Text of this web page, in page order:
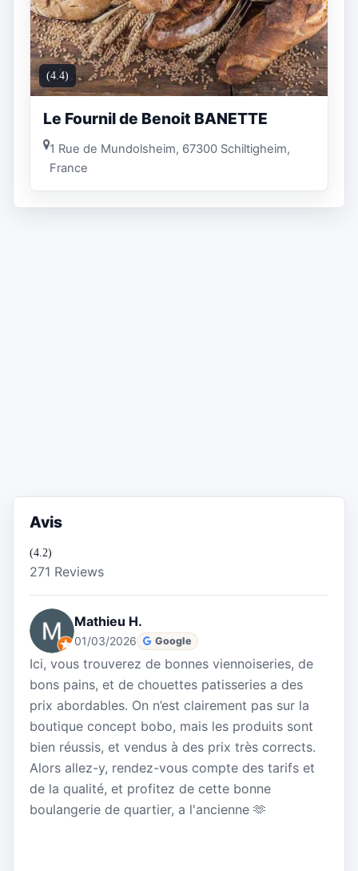
(4.4)
Le Fournil de Benoit BANETTE
1 Rue de Mundolsheim, 67300 Schiltigheim,
France
Avis
(4.2)
271 Reviews
Mathieu H.
01/03/2026 Google
Ici, vous trouverez de bonnes viennoiseries, de
bons pains, et de chouettes patisseries a des
prix abordables. On n’est clairement pas sur la
boutique concept bobo, mais les produits sont
bien réussis, et vendus à des prix très corrects.
Alors allez-y, rendez-vous compte des tarifs et
de la qualité, et profitez de cette bonne
boulangerie de quartier, a l'ancienne 🫶